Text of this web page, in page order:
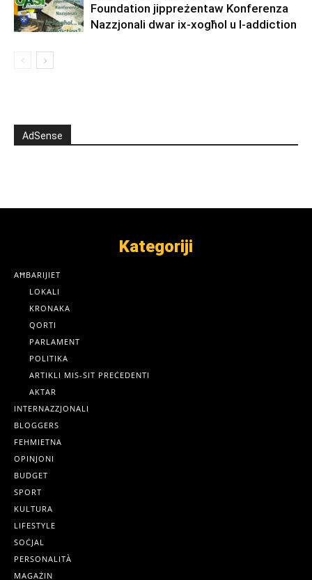
Foundation jippreżentaw Konferenza
Nazzjonali dwar ix-xogħol u l-addiction
AdSense
Kategoriji
AĦBARIJIET
LOKALI
KRONAKA
QORTI
PARLAMENT
POLITIKA
ARTIKLI MIS-SIT PREĊEDENTI
AKTAR
INTERNAZZJONALI
BLOGGERS
FEHMIETNA
OPINJONI
BUDGET
SPORT
KULTURA
LIFESTYLE
SOĊJAL
PERSONALITÀ
MAGAŻIN